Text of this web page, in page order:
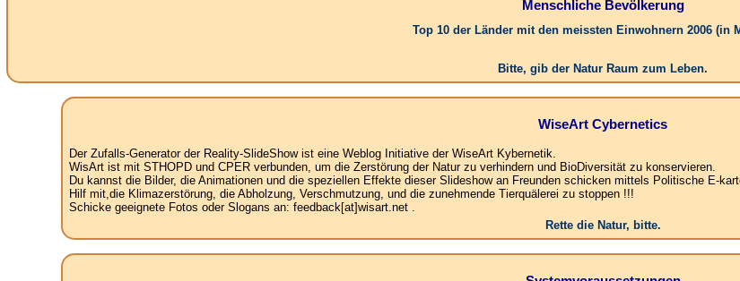
Menschliche Bevölkerung
Top 10 der Länder mit den meissten Einwohnern 2006 (in
Bitte, gib der Natur Raum zum Leben.
WiseArt Cybernetics
Der Zufalls-Generator der Reality-SlideShow ist eine Weblog Initiative der WiseArt Kybernetik.
WisArt ist mit STHOPD und CPER verbunden, um die Zerstörung der Natur zu verhindern und BioDiversität zu konservieren.
Du kannst die Bilder, die Animationen und die speziellen Effekte dieser Slideshow an Freunden schicken mittels Politische E-
Hilf mit,die Klimazerstörung, die Abholzung, Verschmutzung, und die zunehmende Tierquälerei zu stoppen !!!
Schicke geeignete Fotos oder Slogans an: feedback[at]wisart.net .
Rette die Natur, bitte.